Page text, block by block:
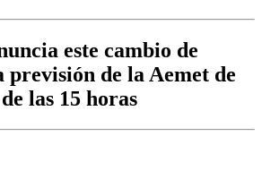
este cambio de
de la Aemet de
las 15 horas